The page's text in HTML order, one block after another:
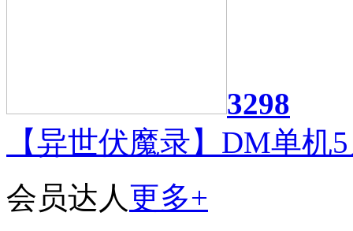
3298
【异世伏魔录】DM单机
会员达人更多+